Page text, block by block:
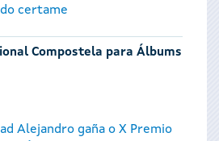
certame
Compostela para Álbums
Alejandro gaña o X Premio